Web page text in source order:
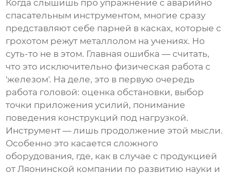
Когда слышишь проупражнение с аварийно
спасательным инструментом, многие сразу
представляют себе парней в касках, которые с
грохотом режут металлолом на учениях. Но
суть-то не в этом. Главная ошибка — считать,
что это исключительно физическая работа с
'железом'. На деле, это в первую очередь
работа головой: оценка обстановки, выбор
точки приложения усилий, понимание
поведения конструкций под нагрузкой.
Инструмент — лишь продолжение этой мысли.
Особенно это касается сложного
оборудования, где, как в случае с продукцией
отЛяонинской компании по развитию науки и